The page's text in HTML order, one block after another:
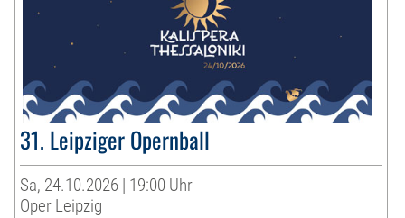
31. Leipziger Opernball
Sa, 24.10.2026 | 19:00 Uhr
Oper Leipzig